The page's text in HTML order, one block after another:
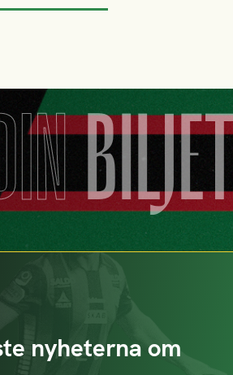
nyheterna om